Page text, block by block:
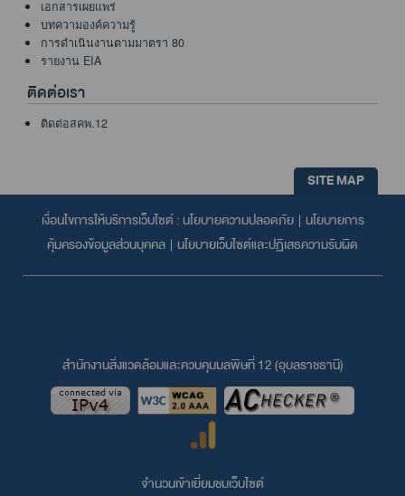
เอกสารเผยแพร่
บทความองค์ความรู้
การดำเนินงานตามมาตรา 80
รายงาน EIA
ติดต่อเรา
ติดต่อสคพ.12
SITE MAP
เงื่อนไขการให้บริการเว็บไซต์ : นโยบายความปลอดภัย| นโยบายการ
คุ้มครองข้อมูลส่วนบุคคล | นโยบายเว็บไซต์และปฏิเสธความรับผิด
สำนักงานสิ่งแวดล้อมและควบคุมมลพิษที่ 12 (อุบลราชธานี)
จำนวนเข้าเยี่ยมชมเว็บไซต์